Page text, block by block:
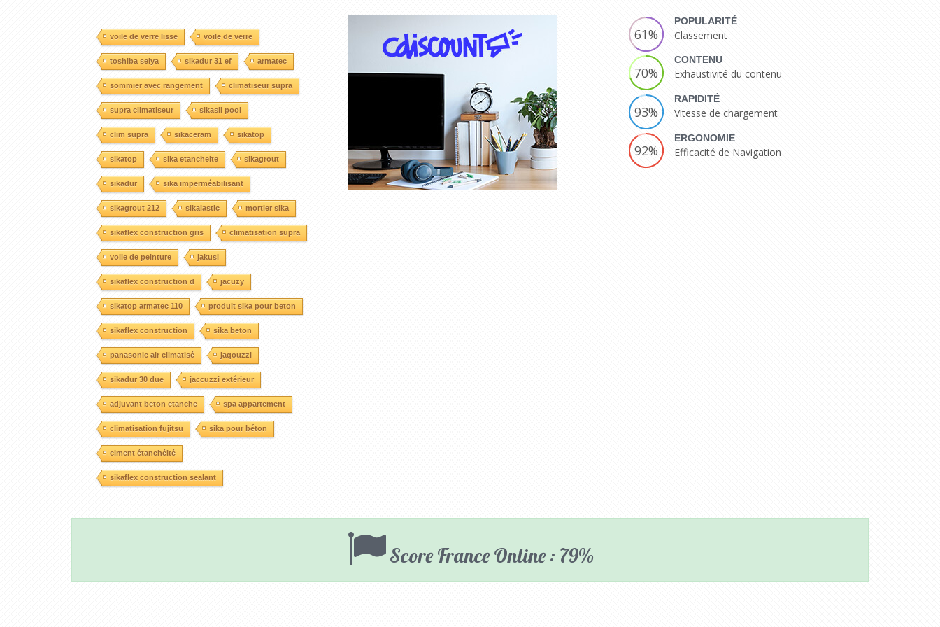
voile de verre lisse voile de verre
toshiba seiya sikadur 31 ef armatec
sommier avec rangement climatiseur supra
supra climatiseur sikasil pool
clim supra sikaceram sikatop
sikatop sika etancheite sikagrout
sikadur sika imperméabilisant
sikagrout 212 sikalastic mortier sika
sikaflex construction gris climatisation supra
voile de peinture jakusi
sikaflex construction d jacuzy
sikatop armatec 110 produit sika pour beton
sikaflex construction sika beton
panasonic air climatisé jaqouzzi
sikadur 30 due jaccuzzi extérieur
adjuvant beton etanche spa appartement
climatisation fujitsu sika pour béton
ciment étanchéité
sikaflex construction sealant
61%
POPULARITÉ
Classement
70%
CONTENU
Exhaustivité du contenu
93%
RAPIDITÉ
Vitesse de chargement
92%
ERGONOMIE
Efficacité de Navigation
Score France Online : 79%